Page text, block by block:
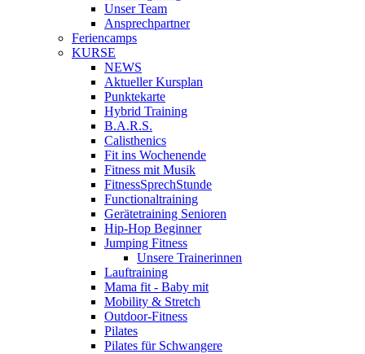
Unser Team
Ansprechpartner
Feriencamps
KURSE
NEWS
Aktueller Kursplan
Punktekarte
Hybrid Training
B.A.R.S.
Calisthenics
Fit ins Wochenende
Fitness mit Musik
FitnessSprechStunde
Functionaltraining
Gerätetraining Senioren
Hip-Hop Beginner
Jumping Fitness
Unsere Trainerinnen
Lauftraining
Mama fit - Baby mit
Mobility & Stretch
Outdoor-Fitness
Pilates
Pilates für Schwangere